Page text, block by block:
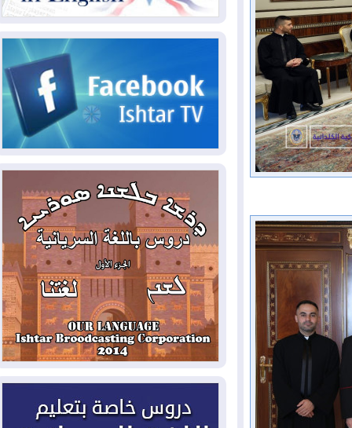
ملامح أخطر التحديات التي تواجه العراق
2026-08-05
حرائق فرنسا.. توقيف 402
شخص بينهم 156 قاصرا منذ بداية موسم
الحرائق
2026-08-04سومو: إنتاج النفط في إقليم
كوردستان انخفض إلى أقل من 10%
2026-08-04ملفات حقبة الكاظمي تعود إلى
الواجهة.. أنباء عن مراجعات قضائية
وتحقيقات أوسع في قضايا فساد
2026-08-04بيترو يشكو تزوير الانتخابات
الرئاسية ويحذر من "حرب أهلية" في
كولومبيا
2026-08-03رئيس إقليم كوردستان في
2026-08-03العراق يؤكد مجدداً التزامه